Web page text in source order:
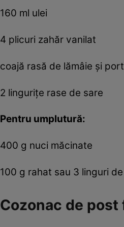
160 ml ulei
4 plicuri zahăr vanilat
coajă rasă de lămâie și
2 linguriţe rase de sare
Pentru umplutură:
400 g nuci măcinate
100 g rahat sau 3 linguri
Cozonac de